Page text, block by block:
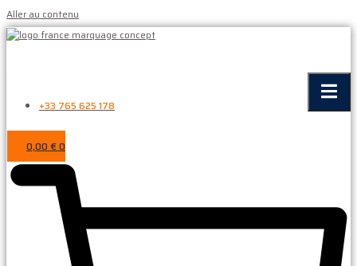
Aller au contenu
+33 765 625 178
0,00 €0